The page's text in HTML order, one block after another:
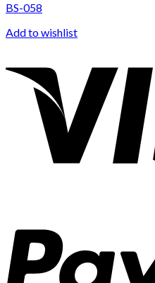
BS-058
Add to wishlist